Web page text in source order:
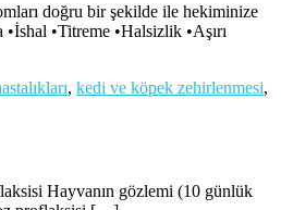
doğru bir şekilde ile hekiminize
•Titreme •Halsizlik •Aşırı
, kedi ve köpek zehirlenmesi,
Hayvanın gözlemi (10 günlük